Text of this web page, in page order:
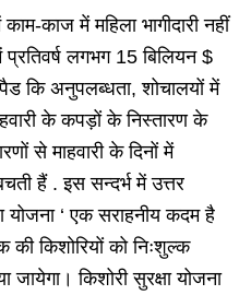
काज में महिला भागीदारी नहीं
लगभग 15 बिलियन $
कि अनुपलब्धता, शोचालयों में
के कपड़ों के निस्तारण के
से माहवारी के दिनों में
हैं . इस सन्दर्भ में उत्तर
योजना ‘ एक सराहनीय कदम है
किशोरियों को निःशुल्क
किशोरी सुरक्षा योजना